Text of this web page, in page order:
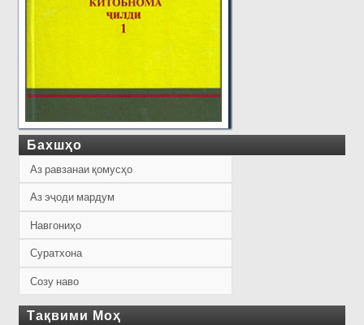
Бахшҳо
Аз равзанаи қомусҳо
Аз эҷоди мардум
Навгониҳо
Суратхона
Созу наво
Тақвими Моҳ